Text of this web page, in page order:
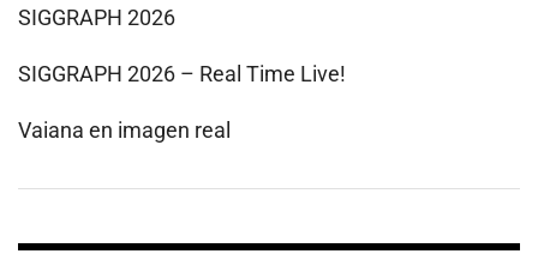
SIGGRAPH 2026
SIGGRAPH 2026 – Real Time Live!
Vaiana en imagen real